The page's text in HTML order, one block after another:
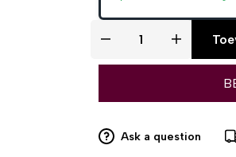
Ask a question